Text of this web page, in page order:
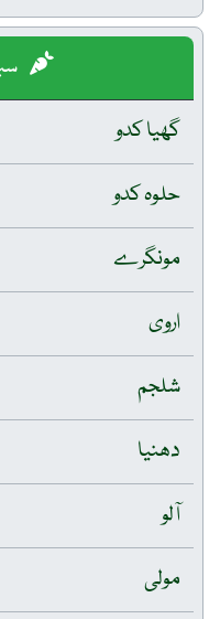
گھیا کدو
حلوہ کدو
مونگرے
اروی
شلجم
دھنیا
آلو
مولی